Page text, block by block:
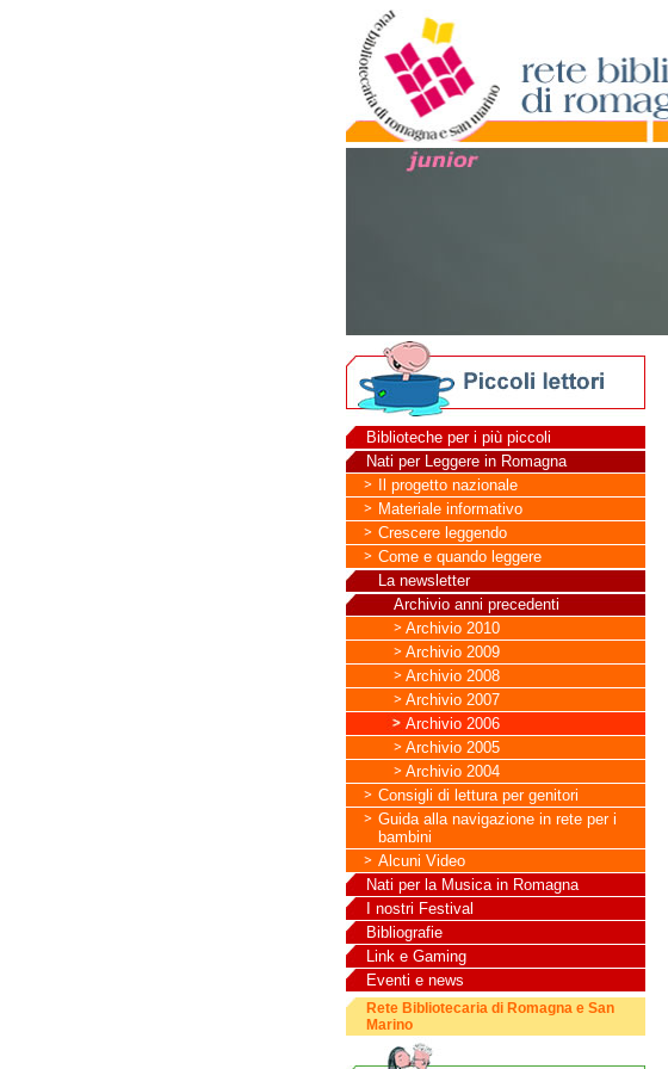
Biblioteche per i più piccoli
Nati per Leggere in Romagna
Il progetto nazionale
Materiale informativo
Crescere leggendo
Come e quando leggere
La newsletter
Archivio anni precedenti
Archivio 2010
Archivio 2009
Archivio 2008
Archivio 2007
Archivio 2006
Archivio 2005
Archivio 2004
Consigli di lettura per genitori
Guida alla navigazione in rete per i
bambini
Alcuni Video
Nati per la Musica in Romagna
I nostri Festival
Bibliografie
Link e Gaming
Eventi e news
Rete Bibliotecaria di Romagna e San
Marino